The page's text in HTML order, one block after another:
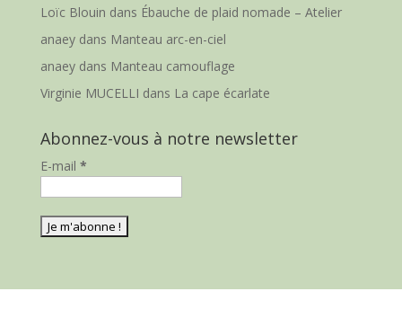
Loïc Blouin dans Ébauche de plaid nomade – Atelier
anaeydans Manteau arc-en-ciel
anaeydans Manteau camouflage
Virginie MUCELLI dans La cape écarlate
Abonnez-vous à notre newsletter
E-mail *